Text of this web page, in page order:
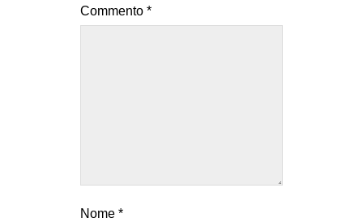
Commento *
Nome *